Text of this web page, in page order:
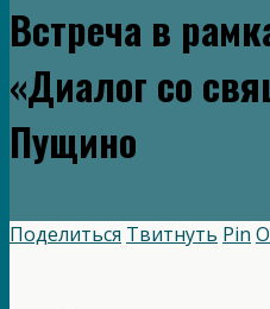
Встреча в
«Диалог со
Пущино
Поделиться Твитнуть Pin